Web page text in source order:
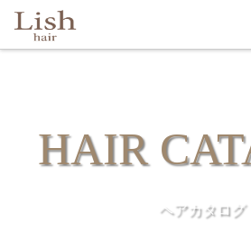
HAIR
ヘアカタログ